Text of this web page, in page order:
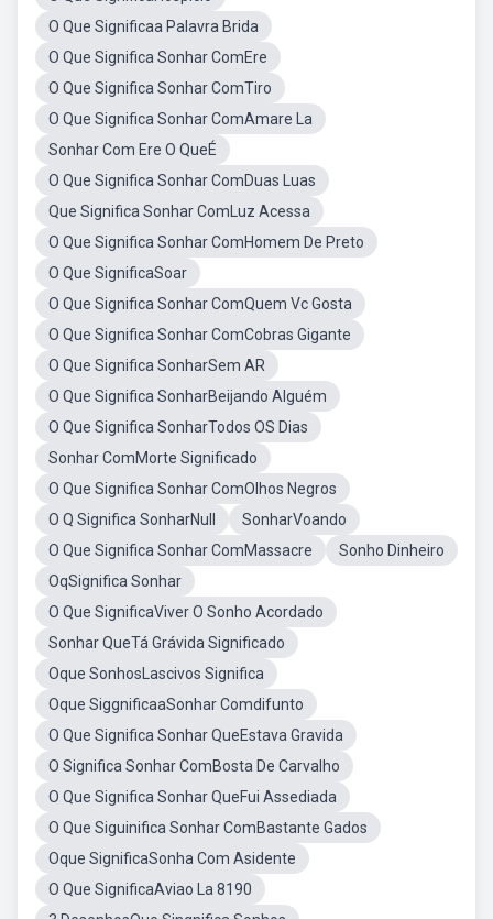
O Que Significaa Palavra Brida
O Que Significa Sonhar ComEre
O Que Significa Sonhar ComTiro
O Que Significa Sonhar ComAmare La
Sonhar Com Ere O QueÉ
O Que Significa Sonhar ComDuas Luas
Que Significa Sonhar ComLuz Acessa
O Que Significa Sonhar ComHomem De Preto
O Que SignificaSoar
O Que Significa Sonhar ComQuem Vc Gosta
O Que Significa Sonhar ComCobras Gigante
O Que Significa SonharSem AR
O Que Significa SonharBeijando Alguém
O Que Significa SonharTodos OS Dias
Sonhar ComMorte Significado
O Que Significa Sonhar ComOlhos Negros
O Q Significa SonharNull
SonharVoando
O Que Significa Sonhar ComMassacre
Sonho Dinheiro
OqSignifica Sonhar
O Que SignificaViver O Sonho Acordado
Sonhar QueTá Grávida Significado
Oque SonhosLascivos Significa
Oque SiggnificaaSonhar Comdifunto
O Que Significa Sonhar QueEstava Gravida
O Significa Sonhar ComBosta De Carvalho
O Que Significa Sonhar QueFui Assediada
O Que Siguinifica Sonhar ComBastante Gados
Oque SignificaSonha Com Asidente
O Que SignificaAviao La 8190